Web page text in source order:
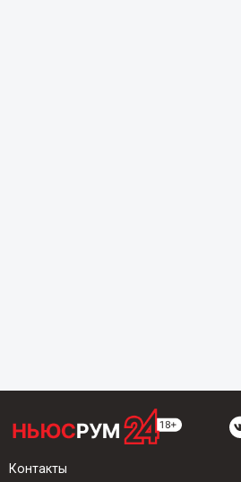
Контакты